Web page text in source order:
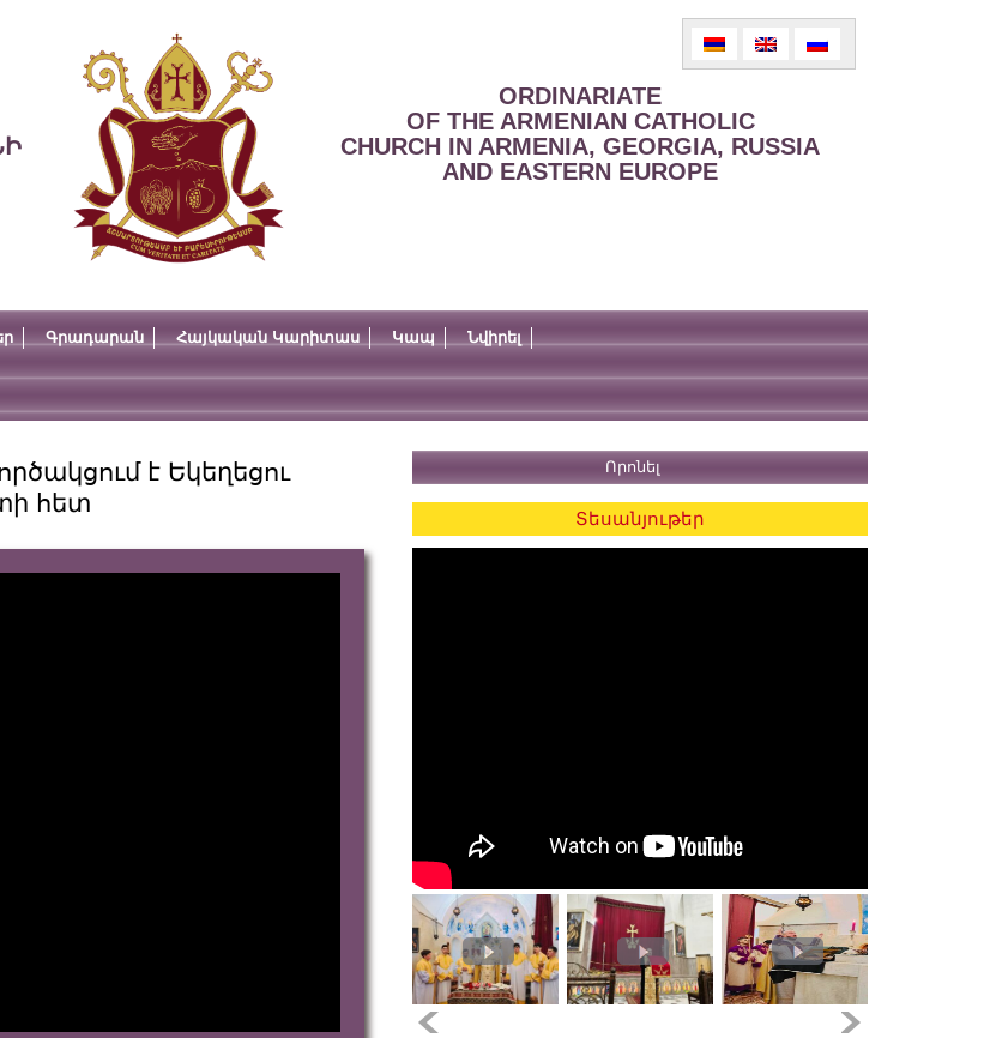
ORDINARIATE
OF THE ARMENIAN CATHOLIC
CHURCH IN ARMENIA, GEORGIA, RUSSIA
AND EASTERN EUROPE
Գրադարան Հայկական Կարիտաս Կապ Նվիրել
է Եկեղեցու
հետ
Տեսանյութեր